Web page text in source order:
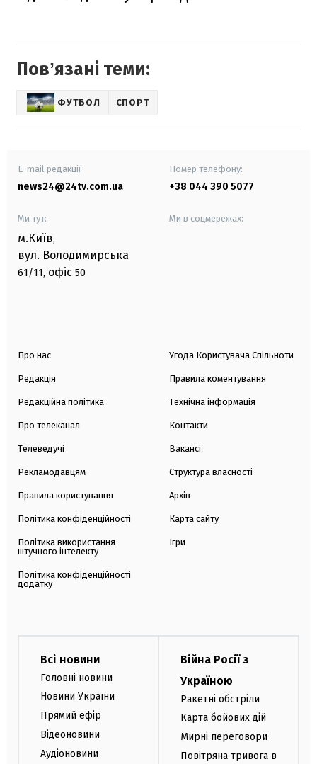
Повʼязані теми:
ФУТБОЛ СПОРТ
E-mail редакції
news24@24tv.com.ua
Номер телефону:
+38 044 390 5077
Ми тут:
м.Київ,
вул. Володимирська
61/11, офіс 50
Ми в соцмережах:
Про нас
Редакція
Редакційна політика
Про телеканал
Телеведучі
Рекламодавцям
Правила користування
Політика конфіденційності
Політика використання
штучного інтелекту
Політика конфіденційності
додатку
Угода Користувача Спільноти
Правила коментування
Технічна інформація
Контакти
Вакансії
Структура власності
Архів
Карта сайту
Ігри
Всі новини
Головні новини
Новини України
Прямий ефір
Відеоновини
Аудіоновини
Війна Росії з
Україною
Ракетні обстріли
Карта бойових дій
Мирні переговори
Повітряна тривога в